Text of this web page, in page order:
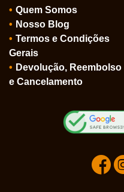
Quem Somos
Nosso Blog
Termos e Condições
Gerais
Devolução, Reembolso
e Cancelamento